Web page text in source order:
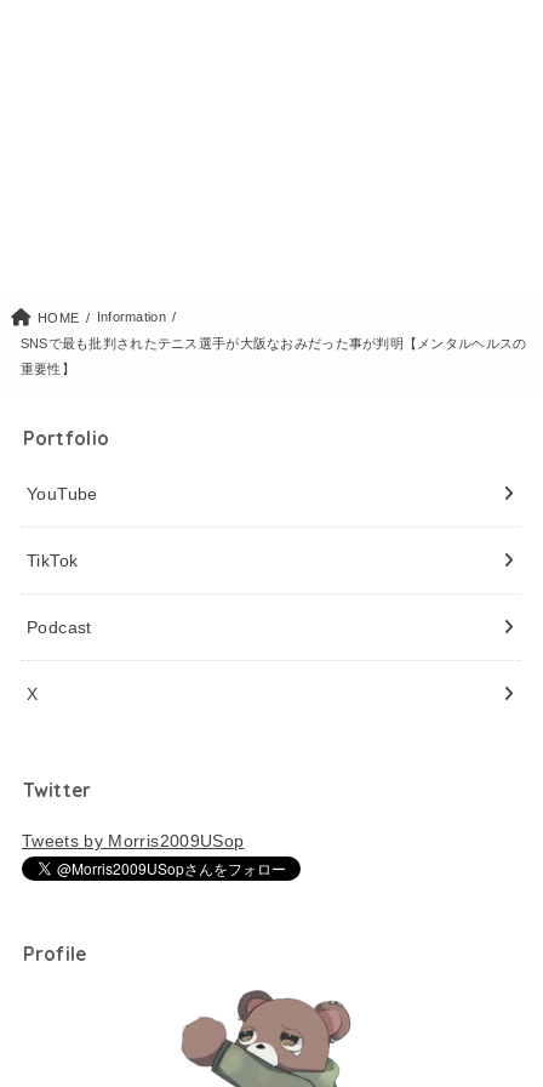
HOME
Information
SNSで最も批判されたテニス選手が大阪なおみだった事が判明【メンタルヘルスの
重要性】
Portfolio
YouTube
TikTok
Podcast
X
Twitter
Tweets by Morris2009USop
Profile